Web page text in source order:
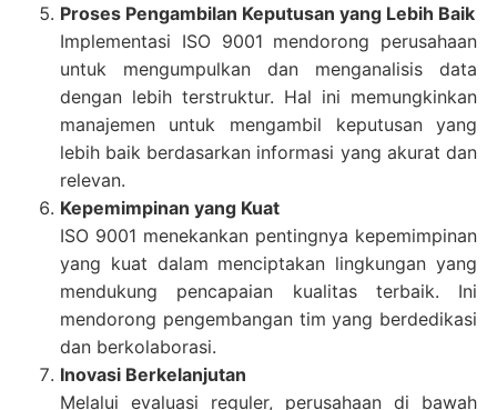
Proses Pengambilan Keputusan yang Lebih Baik
Implementasi ISO 9001 mendorong perusahaan
untuk mengumpulkan dan menganalisis data
dengan lebih terstruktur. Hal ini memungkinkan
manajemen untuk mengambil keputusan yang
lebih baik berdasarkan informasi yang akurat dan
relevan.
Kepemimpinan yang Kuat
ISO 9001 menekankan pentingnya kepemimpinan
yang kuat dalam menciptakan lingkungan yang
mendukung pencapaian kualitas terbaik. Ini
mendorong pengembangan tim yang berdedikasi
dan berkolaborasi.
Inovasi Berkelanjutan
Melalui evaluasi reguler, perusahaan di bawah